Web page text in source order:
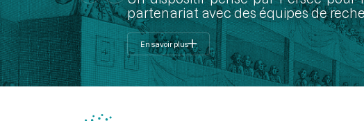
partenariat avec des équipes de
En savoir plus